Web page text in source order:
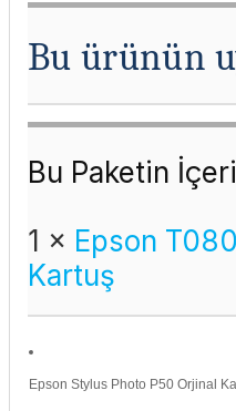
Bu ürünün
Bu Paketin
1 × Epson
Kartuş
Epson Stylus Photo P50 Orjinal